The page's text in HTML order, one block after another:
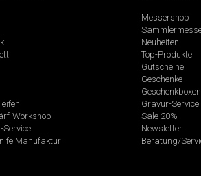
Workshop
Service
Manufaktur
Messershop
Neuheiten
Top-Produkte
Gutscheine
Geschenke
Geschenkboxen
Gravur-Service
Sale 20%
Newsletter
Beratung/